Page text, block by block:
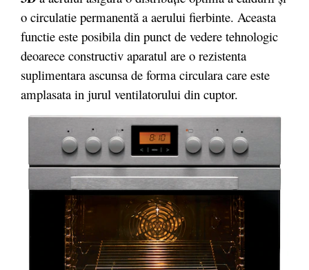
o circulatie permanentă a aerului fierbinte. Aceasta
functie este posibila din punct de vedere tehnologic
deoarece constructiv aparatul are o rezistenta
suplimentara ascunsa de forma circulara care este
amplasata in jurul ventilatorului din cuptor.